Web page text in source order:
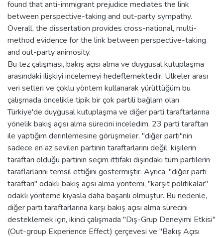
found that anti-immigrant prejudice mediates the link
between perspective-taking and out-party sympathy.
Overall, the dissertation provides cross-national, multi-
method evidence for the link between perspective-taking
and out-party animosity.
Bu tez çalışması, bakış açısı alma ve duygusal kutuplaşma
arasındaki ilişkiyi incelemeyi hedeflemektedir. Ülkeler arası
veri setleri ve çoklu yöntem kullanarak yürüttüğüm bu
çalışmada öncelikle tipik bir çok partili bağlam olan
Türkiye'de duygusal kutuplaşma ve diğer parti taraftarlarına
yönelik bakış açısı alma sürecini inceledim. 23 parti taraftarı
ile yaptığım derinlemesine görüşmeler, "diğer parti"nin
sadece en az sevilen partinin taraftarlarını değil, kişilerin
taraftarı olduğu partinin seçim ittifakı dışındaki tüm partilerin
taraflarlarını temsil ettiğini göstermiştir. Ayrıca, "diğer parti
taraftarı" odaklı bakış açısı alma yöntemi, "karşıt politikalar"
odaklı yönteme kıyasla daha başarılı olmuştur. Bu nedenle,
diğer parti taraftarlarına karşı bakış açısı alma sürecini
desteklemek için, ikinci çalışmada "Dış-Grup Deneyimi Etkisi"
(Out-group Experience Effect) çerçevesi ve "Bakış Açısı